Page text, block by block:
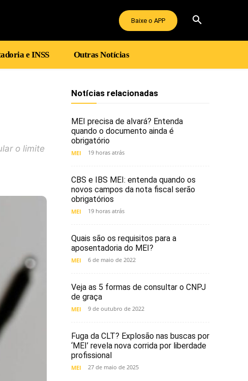
Baixe o APP
e INSS Outras Notícias
o limite
Notícias relacionadas
MEI precisa de alvará? Entenda
quando o documento ainda é
obrigatório
MEI 19 horas atrás
CBS e IBS MEI: entenda quando os
novos campos da nota fiscal serão
obrigatórios
MEI 19 horas atrás
Quais são os requisitos para a
aposentadoria do MEI?
MEI 6 de maio de 2022
Veja as 5 formas de consultar o CNPJ
de graça
MEI 9 de outubro de 2022
Fuga da CLT? Explosão nas buscas por
‘MEI’ revela nova corrida por liberdade
profissional
MEI 27 de maio de 2025